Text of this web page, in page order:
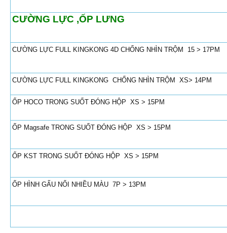
CƯỜNG LỰC ,ỐP LƯNG
CƯỜNG LỰC FULL KINGKONG 4D CHỐNG NHÌN TRỘM 15 > 17PM
CƯỜNG LỰC FULL KINGKONG CHỐNG NHÌN TRỘM XS> 14PM
ỐP HOCO TRONG SUỐT ĐÓNG HỘP XS > 15PM
ỐP Magsafe TRONG SUỐT ĐÓNG HỘP XS > 15PM
ỐP KST TRONG SUỐT ĐÓNG HỘP XS > 15PM
ỐP HÌNH GẤU NỔI NHIỀU MÀU 7P > 13PM